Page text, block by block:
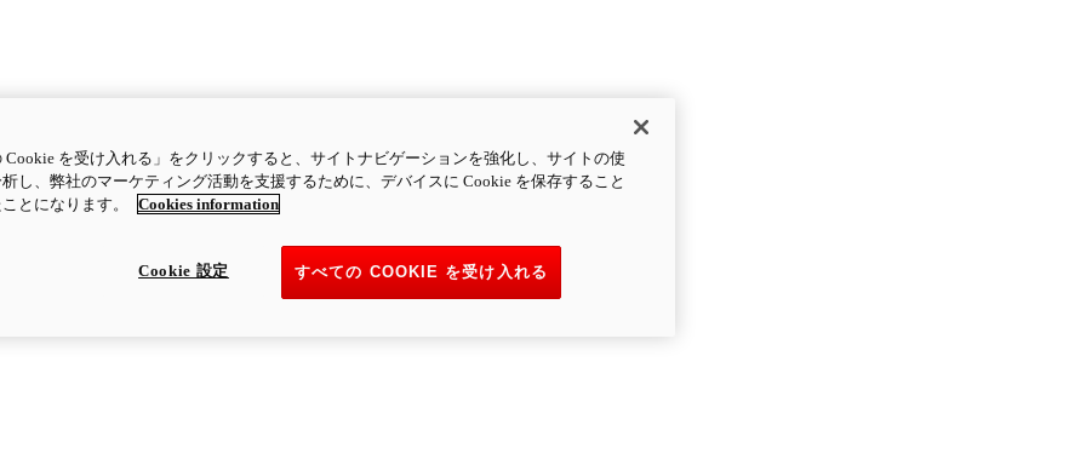
Cookie を受け入れる」をクリックすると、サイトナビゲーションを強化し、サイトの使
し、弊社のマーケティング活動を支援するために、デバイスに Cookie を保存すること
とになります。
Cookies information
すべての COOKIE を受け入れる
Cookie 設定